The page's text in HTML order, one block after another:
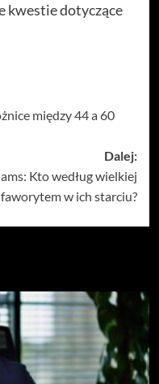
kwestie dotyczące
między 44 a 60
Dalej:
Kto według wielkiej
w ich starciu?